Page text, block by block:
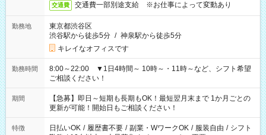
交通費 交通費一部別途支給 ※お仕事によって変動あり
勤務地
東京都渋谷区
渋谷駅から徒歩5分 / 神泉駅から徒歩5分
キレイなオフィスです
勤務時間
8:00～22:00 ▼1日4時間～ 10時～・11時～など、シフト希望
ご相談ください！
期間
【急募】即日～短期も長期もOK！最短翌月末まで 1か月ごとの
更新が可能！開始日もご相談ください！
特徴 日払いOK / 履歴書不要 / 副業・WワークOK / 服装自由 / シフト